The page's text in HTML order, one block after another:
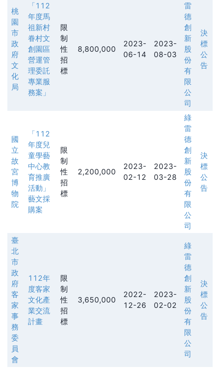
桃
園
市
政
府
文
化
局
「112
年度馬
祖新村
眷村文
創園區
營運管
理委託
專業服
務案」
限
制
性
招
標
8,800,000
2023-
06-14
2023-
08-03
雷
德
創
新
股
份
有
限
公
司
決
標
公
告
國
立
故
宮
博
物
院
「112
年度兒
童學藝
中心教
育推廣
活動」
藝文採
購案
限
制
性
招
標
2,200,000
2023-
02-12
2023-
03-28
綠
雷
德
創
新
股
份
有
限
公
司
決
標
公
告
臺
北
市
政
府
客
家
事
務
委
員
會
112年
度客家
文化產
業交流
計畫
限
制
性
招
標
3,650,000
2022-
12-26
2023-
02-02
綠
雷
德
創
新
股
份
有
限
公
司
決
標
公
告